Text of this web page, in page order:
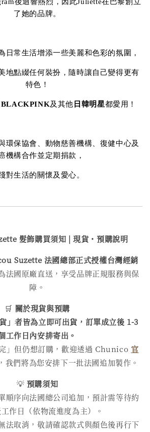
了她的品牌。
日常生活增添一些美麗和色彩的氛圍，
地點綴任何裝扮，隨時讓自己變得更有
特色！
BLACKPINK及其他 日韓明星都愛用！
環保協會、動物慈善機構、復健中心及
機構合作並定期捐款，
對生活的關懷及愛心。
髮飾購買須知 | 現貨・預購說明
Suzette 法國總部正式授權台灣經銷
法國原廠直送，享受品牌正規服務與保
障。
🛒 關於現貨與預購
」者皆為立即可出貨，訂單成立後 1-3
工作日內安排寄出。
」但仍想訂購，歡迎透過 Chunico 官
我們將為您安排下一批法國追加製作。
💡 預購須知
順序向法國總公司追加，預計需等待約
作日（依物流進度為主）。
法取消，敬請確認款式與顏色後再行下